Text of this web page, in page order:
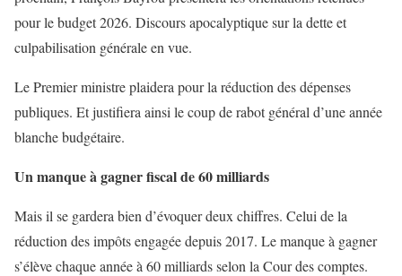
pour le budget 2026. Discours apocalyptique sur la dette et
culpabilisation générale en vue.
Le Premier ministre plaidera pour la réduction des dépenses
publiques. Et justifiera ainsi le coup de rabot général d’une année
blanche budgétaire.
Un manque à gagner fiscal de 60 milliards
Mais il se gardera bien d’évoquer deux chiffres. Celui de la
réduction des impôts engagée depuis 2017. Le manque à gagner
s’élève chaque année à 60 milliards selon la Cour des comptes.